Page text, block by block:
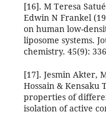
[16]. M Teresa
Edwin N Frankel
on human low-
liposome systems.
chemistry. 45(9):
[17]. Jesmin Akter,
Hossain & Kensaku
properties of
isolation of active